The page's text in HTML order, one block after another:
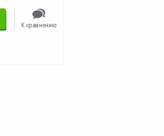
К сравнению